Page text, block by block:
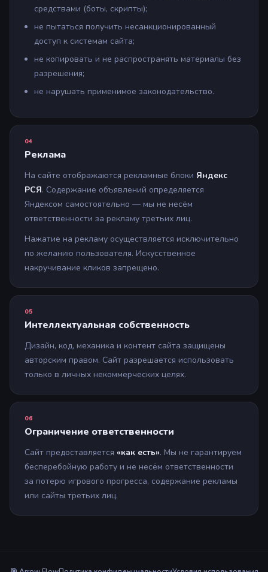
средствами (боты, скрипты);
не пытаться получить несанкционированный
доступ к системам сайта;
не копировать и не распространять материалы без
разрешения;
не нарушать применимое законодательство.
04
Реклама
На сайте отображаются рекламные блоки Яндекс
РСЯ. Содержание объявлений определяется
Яндексом самостоятельно — мы не несём
ответственности за рекламу третьих лиц.
Нажатие на рекламу осуществляется исключительно
по желанию пользователя. Искусственное
накручивание кликов запрещено.
05
Интеллектуальная собственность
Дизайн, код, механика и контент сайта защищены
авторским правом. Сайт разрешается использовать
только в личных некоммерческих целях.
06
Ограничение ответственности
Сайт предоставляется «как есть». Мы не гарантируем
бесперебойную работу и не несём ответственности
за потерю игрового прогресса, содержание рекламы
или сайты третьих лиц.